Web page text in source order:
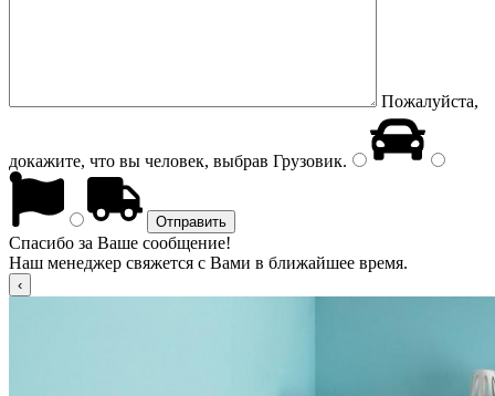
Пожалуйста,
докажите, что вы человек, выбрав Грузовик.
Спасибо за Ваше сообщение!
Наш менеджер свяжется с Вами в ближайшее время.